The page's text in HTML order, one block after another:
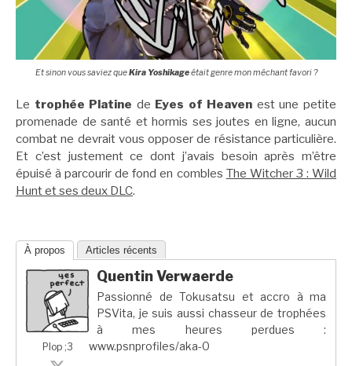
Et sinon vous saviez queKira Yoshikageétait genre mon méchant favori ?
Le trophée Platine de Eyes of Heaven est une petite
promenade de santé et hormis ses joutes en ligne, aucun
combat ne devrait vous opposer de résistance particulière.
Et c’est justement ce dont j’avais besoin après m’être
épuisé à parcourir de fond en combles The Witcher 3 : Wild
Hunt et ses deux DLC.
À propos Articles récents
Plop ;3
Quentin Verwaerde
Passionné de Tokusatsu et accro à ma
PSVita, je suis aussi chasseur de trophées
à mes heures perdues :
www.psnprofiles/aka-0